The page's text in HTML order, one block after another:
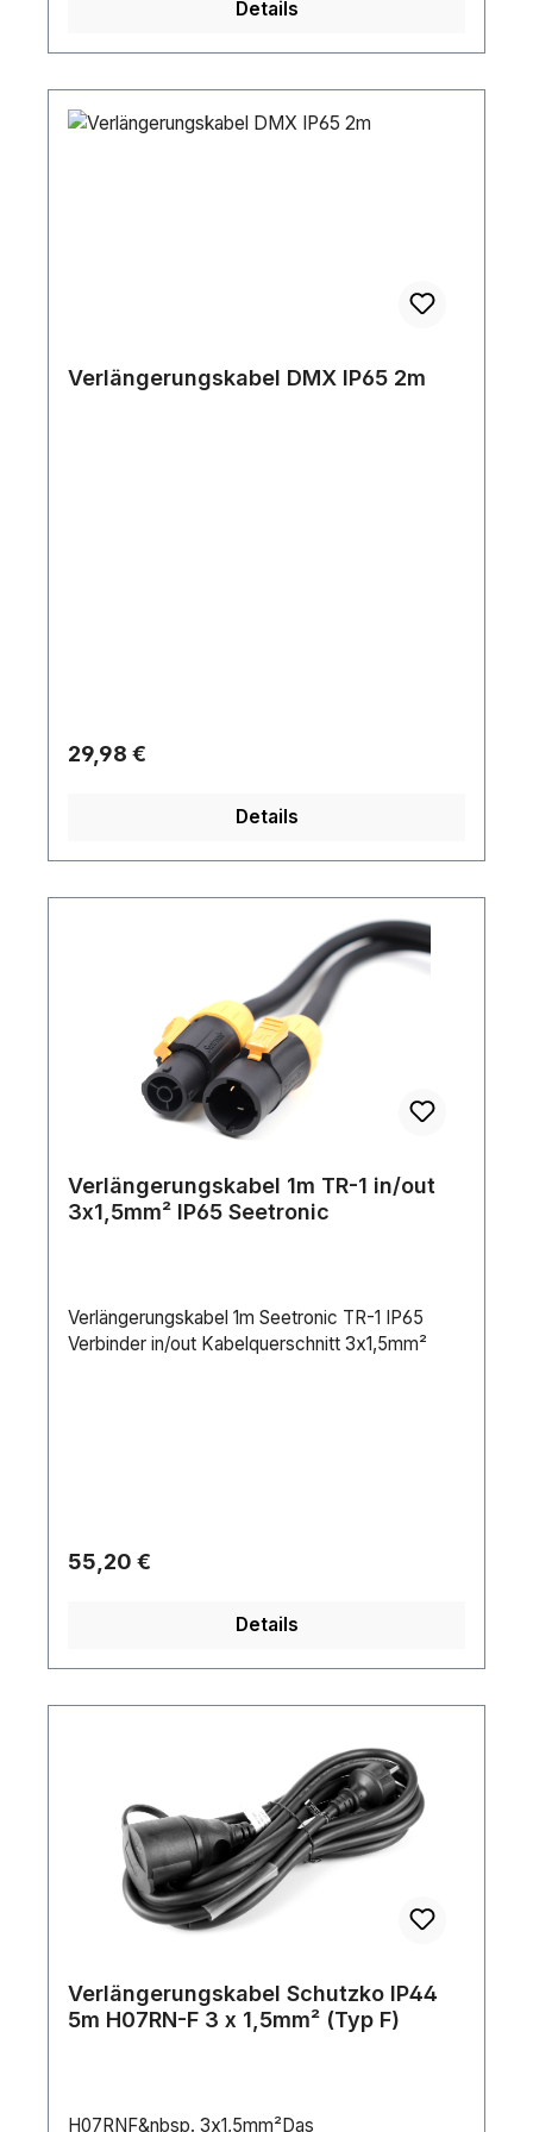
Details
Verlängerungskabel DMX IP65 2m
Regulärer Preis:
29,98 €
Details
Verlängerungskabel 1m TR-1 in/out
3x1,5mm² IP65 Seetronic
Verlängerungskabel 1m Seetronic TR-1 IP65
Verbinder in/out Kabelquerschnitt 3x1,5mm²
Regulärer Preis:
55,20 €
Details
Verlängerungskabel Schutzko IP44
5m H07RN-F 3 x 1,5mm² (Typ F)
H07RNF&nbsp. 3x1,5mm²Das